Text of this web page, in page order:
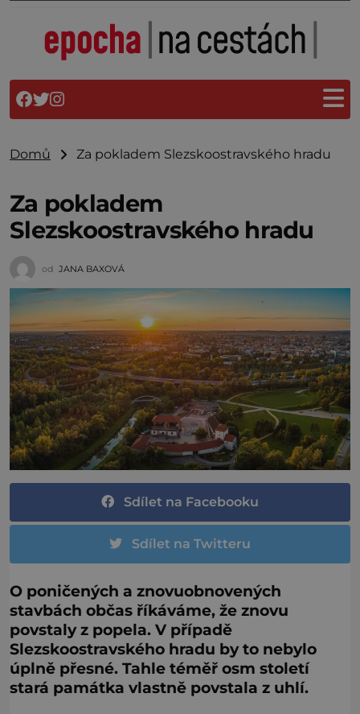
Domů Za pokladem Slezskoostravského hradu
Za pokladem
Slezskoostravského hradu
od JANA BAXOVÁ
Sdílet na Facebooku
Sdílet na Twitteru
O poničených a znovuobnovených
stavbách občas říkáváme, že znovu
povstaly z popela. V případě
Slezskoostravského hradu by to nebylo
úplně přesné. Tahle téměř osm století
stará památka vlastně povstala z uhlí.